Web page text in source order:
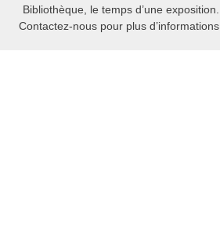
Bibliothèque, le temps d’une exposition.
Contactez-nous pour plus d’informations.